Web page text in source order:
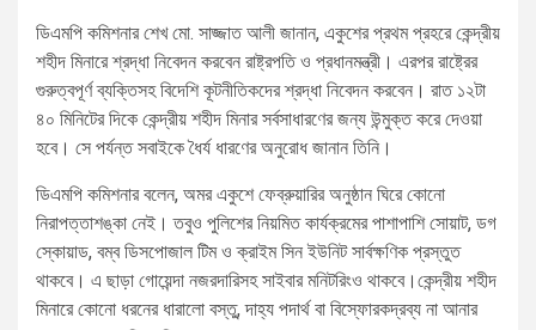
ডিএমপি কমিশনার শেখ মো. সাজ্জাত আলী জানান, একুশের প্রথম প্রহরে কেন্দ্রীয়
শহীদ মিনারে শ্রদ্ধা নিবেদন করবেন রাষ্ট্রপতি ও প্রধানমন্ত্রী। এরপর রাষ্ট্রের
গুরুত্বপূর্ণ ব্যক্তিসহ বিদেশি কূটনীতিকদের শ্রদ্ধা নিবেদন করবেন। রাত ১২টা
৪০ মিনিটের দিকে কেন্দ্রীয় শহীদ মিনার সর্বসাধারণের জন্য উন্মুক্ত করে দেওয়া
হবে। সে পর্যন্ত সবাইকে ধৈর্য ধারণের অনুরোধ জানান তিনি।
ডিএমপি কমিশনার বলেন, অমর একুশে ফেব্রুয়ারির অনুষ্ঠান ঘিরে কোনো
নিরাপত্তাশঙ্কা নেই। তবুও পুলিশের নিয়মিত কার্যক্রমের পাশাপাশি সোয়াট, ডগ
স্কোয়াড, বম্ব ডিসপোজাল টিম ও ক্রাইম সিন ইউনিট সার্বক্ষণিক প্রস্তুত
থাকবে। এ ছাড়া গোয়েন্দা নজরদারিসহ সাইবার মনিটরিংও থাকবে।কেন্দ্রীয় শহীদ
মিনারে কোনো ধরনের ধারালো বস্তু, দাহ্য পদার্থ বা বিস্ফোরকদ্রব্য না আনার